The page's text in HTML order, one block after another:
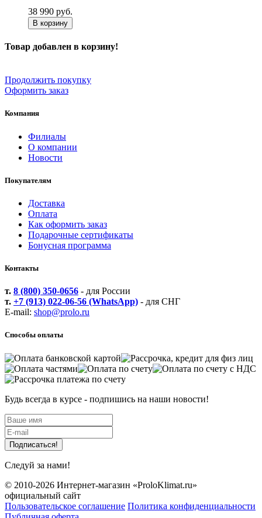
38 990 руб.
В корзину
Товар добавлен в корзину!
Продолжить покупку
Оформить заказ
Компания
Филиалы
О компании
Новости
Покупателям
Доставка
Оплата
Как оформить заказ
Подарочные сертификаты
Бонусная программа
Контакты
т. 8 (800) 350-0656 - для России
т. +7 (913) 022-06-56 (WhatsApp) - для СНГ
E-mail: shop@prolo.ru
Способы оплаты
Будь всегда в курсе - подпишись на наши новости!
Следуй за нами!
© 2010-2026 Интернет-магазин «ProloKlimat.ru»
официальный сайт
Пользовательское соглашение Политика конфиденциальности
Файлы cookie
Мы используем файлы cookie для улучшения взаимодействия
с пользователями и обслуживания. Продолжая просмотр
страниц нашего сайта, вы принимаете условия
отношении обработки персональных данных.